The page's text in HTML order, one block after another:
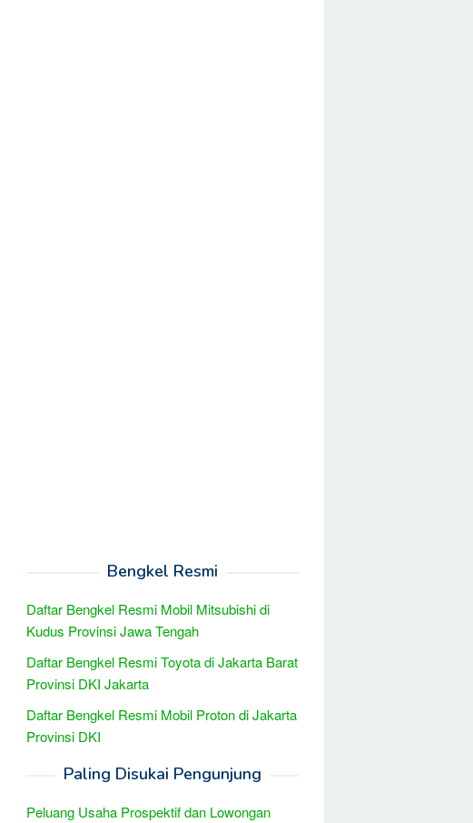
Bengkel Resmi
Daftar Bengkel Resmi Mobil Mitsubishi di
Kudus Provinsi Jawa Tengah
Daftar Bengkel Resmi Toyota di Jakarta Barat
Provinsi DKI Jakarta
Daftar Bengkel Resmi Mobil Proton di Jakarta
Provinsi DKI
Paling Disukai Pengunjung
Peluang Usaha Prospektif dan Lowongan